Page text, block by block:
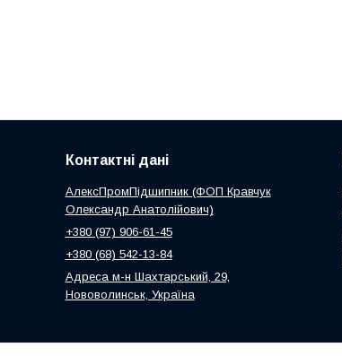
Контактні дані
АлексПромПідшипник (ФОП Кравчук
Олександр Анатолійович)
+380 (97) 906-61-45
+380 (68) 542-13-84
Адреса м-н Шахтарський, 29,
Нововолинськ, Україна